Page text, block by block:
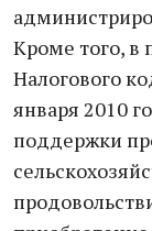
Кроме того, в
Налогового
января 2010
поддержки